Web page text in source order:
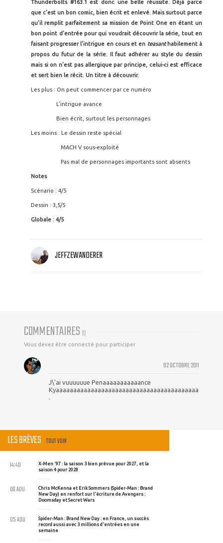
Thunderbolts #163.1 est donc une belle réussite. Déjà parce
que c’est un bon comic, bien écrit et enlevé. Mais surtout parce
qu’il remplit parfaitement sa mission de Point One en étant un
bon point d’entrée pour qui voudrait découvrir la série, tout en
faisant progresser l’intrigue en cours et en teasanthabilement à
propos du futur de la série. Il faut adhérer au style du dessin
mais si on n’est pas allergique par principe, celui-ci est efficace
et sert bien le récit. Un titre à découvrir.
Les plus : On peut commencer par ce numéro
L’intrigue avance
Bien écrit, surtout les personnages
Les moins : Le dessin reste spécial
MACH V sous-exploité
Pas mal de personnages importants sont absents
Notes
Scénario : 4/5
Dessin : 3,5/5
Globale : 4/5
JEFFZEWANDERER
COMMENTAIRES (1)
Vous devez être connecté pour participer
02 OCTOBRE 2011
J\'ai vuuuuuue Penaaaaaaaaaaance
Kyaaaaaaaaaaaaaaaaaaaaaaaaaaaaaaaaaaaaaaaaa
.
LES BRÈVES TOUT VOIR
X-Men '97 : la saison 3 bien prévue pour 2027, et la
saison 4 pour 2028
14:40
Chris McKenna et Erik Sommers (Spider-Man : Brand
New Day) en renfort sur l'écriture de Avengers :
Doomsday et Secret Wars
06 AOU
Spider-Man : Brand New Day : en France, un succès
record aussi avec 3 millions d'entrées en une
semaine
05 AOU